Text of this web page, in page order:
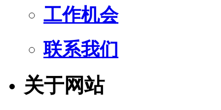
工作机会
联系我们
关于网站